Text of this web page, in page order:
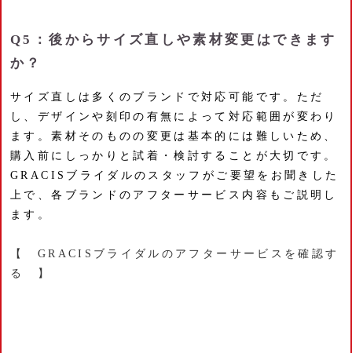
Q5：後からサイズ直しや素材変更はできます
か？
サイズ直しは多くのブランドで対応可能です。ただ
し、デザインや刻印の有無によって対応範囲が変わり
ます。素材そのものの変更は基本的には難しいため、
購入前にしっかりと試着・検討することが大切です。
GRACISブライダルのスタッフがご要望をお聞きした
上で、各ブランドのアフターサービス内容もご説明し
ます。
【 GRACISブライダルのアフターサービスを確認す
る 】